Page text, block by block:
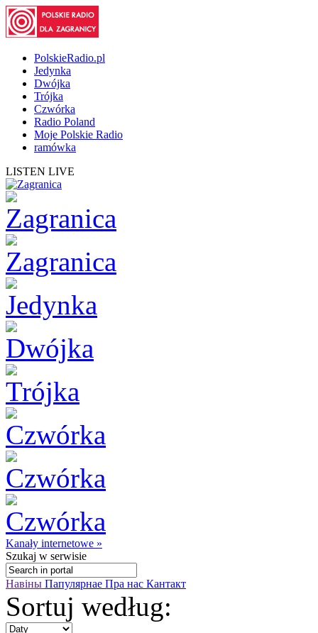
PolskieRadio.pl
Jedynka
Dwójka
Trójka
Czwórka
Radio Poland
Moje Polskie Radio
ramówka
LISTEN LIVE
Kanały internetowe »
Szukaj w serwisie
Навіны Папулярнае Пра нас Кантакт
Sortuj według: